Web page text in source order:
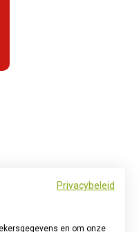
Privacybeleid
en om onze